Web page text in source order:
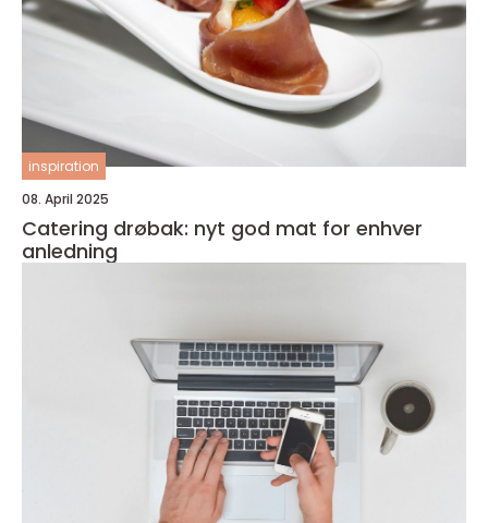
inspiration
08. April 2025
Catering drøbak: nyt god mat for enhver
anledning